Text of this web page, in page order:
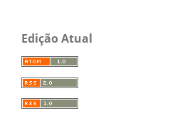
Edição Atual